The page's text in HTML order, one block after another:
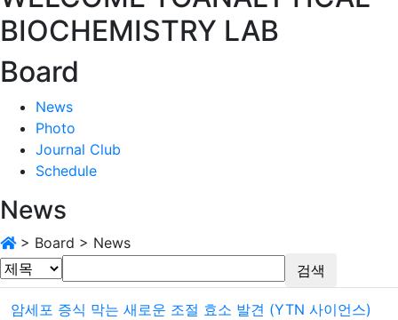
BIOCHEMISTRY LAB
Board
News
Photo
Journal Club
Schedule
News
> Board > News
검색
암세포 증식 막는 새로운 조절 효소 발견 (YTN 사이언스)